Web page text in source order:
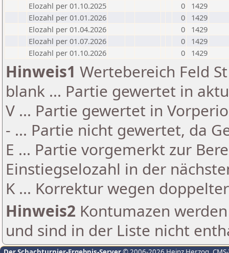
Elozahl per 01.10.2025
0
1429
Elozahl per 01.01.2026
0
1429
Elozahl per 01.04.2026
0
1429
Elozahl per 01.07.2026
0
1429
Elozahl per 01.10.2026
0 1429
Hinweis1 Wertebereich Feld
blank ... Partie gewertet in
V ... Partie gewertet in
- ... Partie nicht gewertet, da
E ... Partie vorgemerkt zur
Einstiegselozahl in der
K ... Korrektur wegen
Hinweis2 Kontumazen
und sind in der Liste nicht